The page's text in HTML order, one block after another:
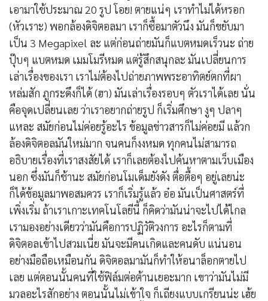
เอามาใช้ประมาณ 20 รูป โอย! ตายแน่ๆ เราทำไม่ได้หรอก
(หัวเราะ) พอกล้องดิจิตอลมา เราก็ซื้อมาตัวนึง มันก็ขยับมา
เป็น 3 Megapixel ละ แต่ก่อนถ่ายมันก็แบตหมดเร็วนะ ถ่าย
ปุ๊บๆ แบตหมด เมมโมรีหมด แต่รู้สึกสนุกละ มันเปลี่ยนการ
เล่าเรื่องของเรา เราไม่ต้องไปถ่ายภาพพระอาทิตย์ตกที่ผา
หล่มสัก ภูกระดึงก็ได้ (ฮา) มันเล่าเรื่องรอบๆ ตัวเราได้เลย นั่น
คือจุดเปลี่ยนเลย ว่าเราอยากถ่ายรูป ก็เริ่มศึกษา งูๆ ปลาๆ
แหละ สมัยก่อนไม่ค่อยรู้อะไร ข้อมูลข่าวสารก็ไม่ค่อยมี แล้วก
ล้องดิจิตอลมันใหม่มาก จนคนก็งงหมด ทุกคนไม่สามารถ
อธิบายเรื่องที่เราสงสัยได้ เราก็เลยต้องไปค้นหาตามเว็บเมือง
นอก ซึ่งมันก็ช้านะ สมัยก่อนโมเด็มยังดัง ตื่อตื้อๆ อยู่เลยน่ะ
ก็ได้ข้อมูลมาพอสมควร เราก็เริ่มรู้แล้ว อ๋อ มันเป็นศาสตร์ที่
เพิ่งเริ่ม ถ้าเราเกาะเทคโนโลยีนี้ ก็คิดว่ามันน่าจะไปได้ไกล
เรามองอย่างเดียวว่ามันคือการปฏิวัติวงการ อะไรก็ตามที่
ดิจิตอลเข้าไปสวมเนี่ย มันจะมีคนเกิดและคนดับ แน่นอน
อย่างมือถือเหมือนกัน ดิจิตอลมามันก็ทำให้อนาล็อกตายไป
เลย แต่ตอนนั้นคนที่ใช้ฟิล์มต่อต้านเยอะมาก เขาว่ามันไม่มี
มวลอะไรสักอย่าง ตอนนั้นไม่เข้าใจ ก็เถียงแบบเกรียนน่ะ เฮ้ย